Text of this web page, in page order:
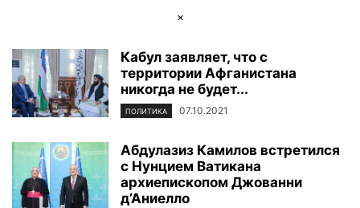
×
Кабул заявляет, что с
территории Афганистана
никогда не будет...
ПОЛИТИКА 07.10.2021
Абдулазиз Камилов встретился
с Нунцием Ватикана
архиепископом Джованни
д’Аниелло